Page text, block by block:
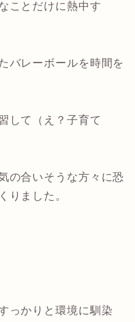
ことだけに熱中す
バレーボールを時間を
して（え？子育て
の合いそうな方々に恐
りました。
っかりと環境に馴染